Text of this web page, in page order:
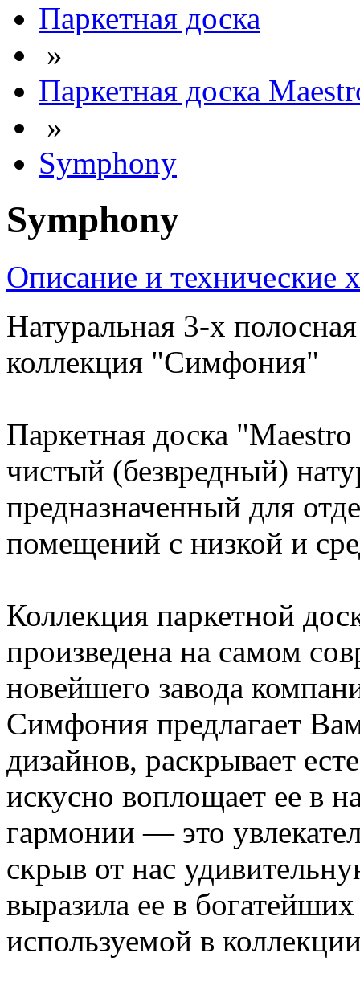
Паркетная доска
»
Паркетная доска
»
Symphony
Symphony
Описание и технические
Натуральная 3-х
коллекция "Симфония"
Паркетная доска
чистый (безвредный)
предназначенный для
помещений с низкой и
Коллекция паркетной
произведена на самом
новейшего завода
Симфония предлагает
дизайнов, раскрывает
искусно воплощает ее в
гармонии — это
скрыв от нас
выразила ее в
используемой в